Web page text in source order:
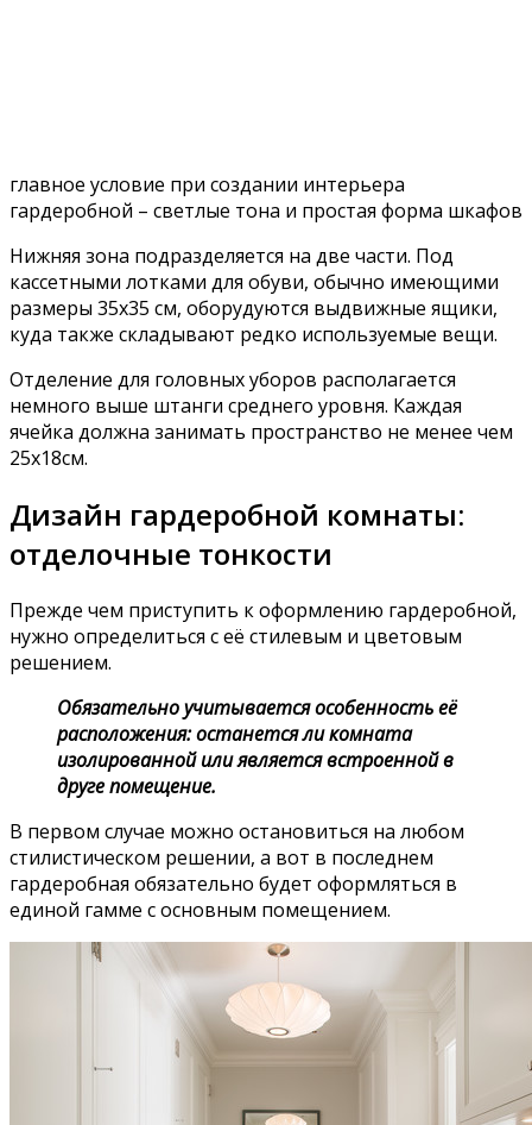
главное условие при создании интерьера
гардеробной – светлые тона и простая форма шкафов
Нижняя зона подразделяется на две части. Под
кассетными лотками для обуви, обычно имеющими
размеры 35х35 см, оборудуются выдвижные ящики,
куда также складывают редко используемые вещи.
Отделение для головных уборов располагается
немного выше штанги среднего уровня. Каждая
ячейка должна занимать пространство не менее чем
25х18см.
Дизайн гардеробной комнаты:
отделочные тонкости
Прежде чем приступить к оформлению гардеробной,
нужно определиться с её стилевым и цветовым
решением.
Обязательно учитывается особенность её
расположения: останется ли комната
изолированной или является встроенной в
друге помещение.
В первом случае можно остановиться на любом
стилистическом решении, а вот в последнем
гардеробная обязательно будет оформляться в
единой гамме с основным помещением.